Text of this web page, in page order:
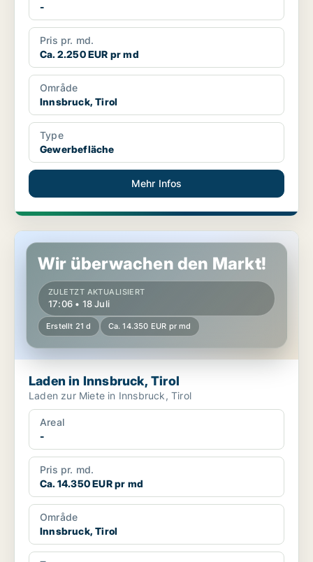
-
Pris pr. md.
Ca. 2.250 EUR pr md
Område
Innsbruck, Tirol
Type
Gewerbefläche
Mehr Infos
Laden in Innsbruck, Tirol
Wir überwachen den Markt!
ZULETZT AKTUALISIERT
17:06 • 18 Juli
Erstellt 21 d Ca. 14.350 EUR pr md
Laden in Innsbruck, Tirol
Laden zur Miete in Innsbruck, Tirol
Areal
-
Pris pr. md.
Ca. 14.350 EUR pr md
Område
Innsbruck, Tirol